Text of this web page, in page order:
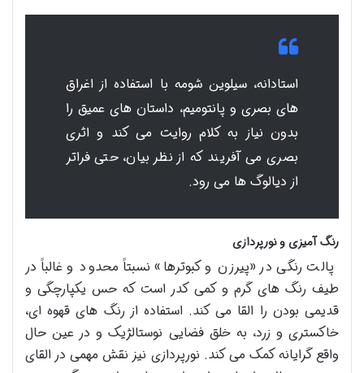
استادانه، سیلوین شومه با استفاده از اغراق
های بصری و پانتومیم، داستان های عمیق را
بدون نیاز به کلام روایت می کند و اثری
بصری می آفریند که از نظر بیان، حتی فراتر
از دیالوگ ها می رود.
رنگ آمیزی و نورپردازی
پالت رنگی در «پیرزن و کبوترها» نسبتاً محدود و غالباً در
طیف رنگ های گرم و کمی کدر است که حس یکپارچگی و
قدیمی بودن را القا می کند. استفاده از رنگ های قهوه ای،
خاکستری و زرد، به خلق فضایی نوستالژیک و در عین حال
واقع گرایانه کمک می کند. نورپردازی نیز نقش مهمی در القای